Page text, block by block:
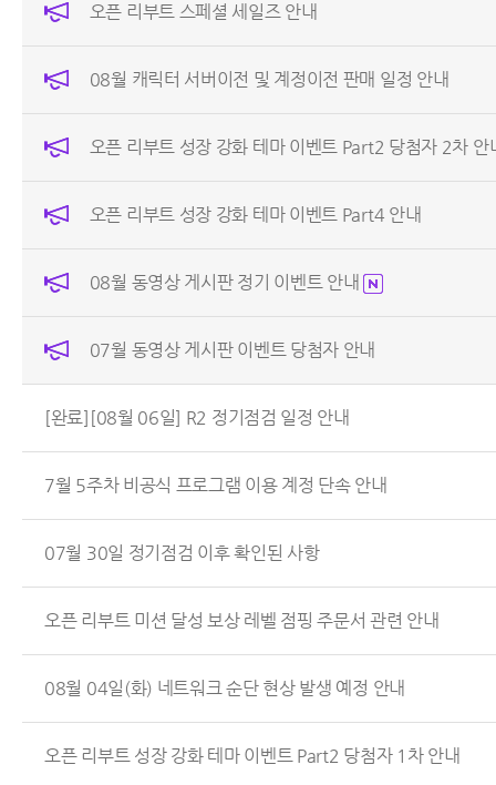
오픈 리부트 스페셜 세일즈 안내
08월 캐릭터 서버이전 및 계정이전 판매 일정 안내
오픈 리부트 성장 강화 테마 이벤트 Part2 당첨자 2차 안
오픈 리부트 성장 강화 테마 이벤트 Part4 안내
08월 동영상 게시판 정기 이벤트 안내
07월 동영상 게시판 이벤트 당첨자 안내
[완료][08월 06일] R2 정기점검 일정 안내
7월 5주차 비공식 프로그램 이용 계정 단속 안내
07월 30일 정기점검 이후 확인된 사항
오픈 리부트 미션 달성 보상 레벨 점핑 주문서 관련 안내
08월 04일(화) 네트워크 순단 현상 발생 예정 안내
오픈 리부트 성장 강화 테마 이벤트 Part2 당첨자 1차 안내